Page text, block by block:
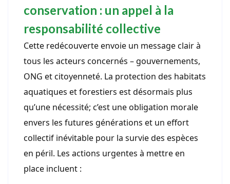
conservation : un appel à la
responsabilité collective
Cette redécouverte envoie un message clair à
tous les acteurs concernés – gouvernements,
ONG et citoyenneté. La protection des habitats
aquatiques et forestiers est désormais plus
qu’une nécessité; c’est une obligation morale
envers les futures générations et un effort
collectif inévitable pour la survie des espèces
en péril. Les actions urgentes à mettre en
place incluent :